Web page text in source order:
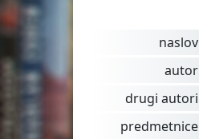
naslov
autor
drugi autori
predmetnice